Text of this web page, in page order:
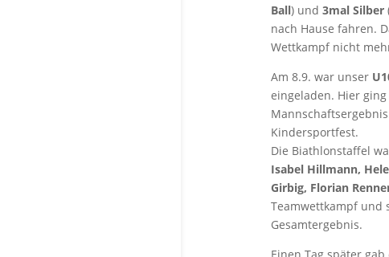
Ball) und 3mal Silber
nach Hause fahren.
Wettkampf nicht
Am 8.9. war unser
eingeladen. Hier
Kindersportfest.
Die Biathlonstaffel
Isabel Hillmann,
Girbig, Florian
Teamwettkampf und
Gesamtergebnis.